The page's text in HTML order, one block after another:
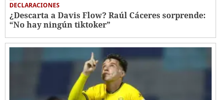
DECLARACIONES
¿Descarta a Davis Flow? Raúl Cáceres sorprende:
“No hay ningún tiktoker”